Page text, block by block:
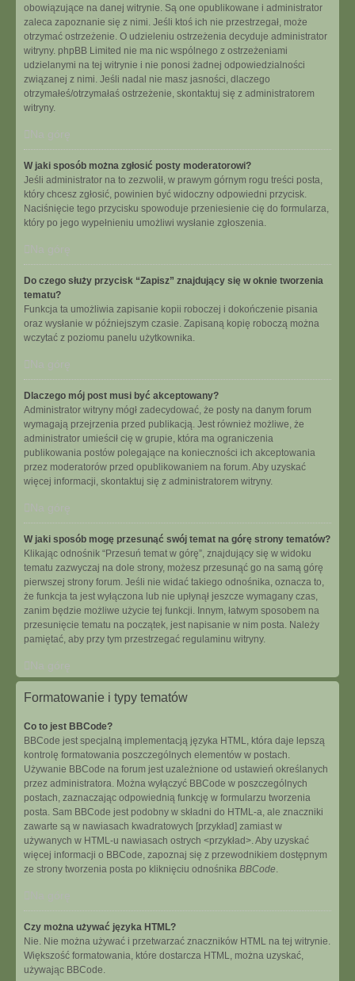
obowiązujące na danej witrynie. Są one opublikowane i administrator
zaleca zapoznanie się z nimi. Jeśli ktoś ich nie przestrzegał, może
otrzymać ostrzeżenie. O udzieleniu ostrzeżenia decyduje administrator
witryny. phpBB Limited nie ma nic wspólnego z ostrzeżeniami
udzielanymi na tej witrynie i nie ponosi żadnej odpowiedzialności
związanej z nimi. Jeśli nadal nie masz jasności, dlaczego
otrzymałeś/otrzymałaś ostrzeżenie, skontaktuj się z administratorem
witryny.
Na górę
W jaki sposób można zgłosić posty moderatorowi?
Jeśli administrator na to zezwolił, w prawym górnym rogu treści posta,
który chcesz zgłosić, powinien być widoczny odpowiedni przycisk.
Naciśnięcie tego przycisku spowoduje przeniesienie cię do formularza,
który po jego wypełnieniu umożliwi wysłanie zgłoszenia.
Na górę
Do czego służy przycisk “Zapisz” znajdujący się w oknie tworzenia
tematu?
Funkcja ta umożliwia zapisanie kopii roboczej i dokończenie pisania
oraz wysłanie w późniejszym czasie. Zapisaną kopię roboczą można
wczytać z poziomu panelu użytkownika.
Na górę
Dlaczego mój post musi być akceptowany?
Administrator witryny mógł zadecydować, że posty na danym forum
wymagają przejrzenia przed publikacją. Jest również możliwe, że
administrator umieścił cię w grupie, która ma ograniczenia
publikowania postów polegające na konieczności ich akceptowania
przez moderatorów przed opublikowaniem na forum. Aby uzyskać
więcej informacji, skontaktuj się z administratorem witryny.
Na górę
W jaki sposób mogę przesunąć swój temat na górę strony tematów?
Klikając odnośnik “Przesuń temat w górę”, znajdujący się w widoku
tematu zazwyczaj na dole strony, możesz przesunąć go na samą górę
pierwszej strony forum. Jeśli nie widać takiego odnośnika, oznacza to,
że funkcja ta jest wyłączona lub nie upłynął jeszcze wymagany czas,
zanim będzie możliwe użycie tej funkcji. Innym, łatwym sposobem na
przesunięcie tematu na początek, jest napisanie w nim posta. Należy
pamiętać, aby przy tym przestrzegać regulaminu witryny.
Na górę
Formatowanie i typy tematów
Co to jest BBCode?
BBCode jest specjalną implementacją języka HTML, która daje lepszą
kontrolę formatowania poszczególnych elementów w postach.
Używanie BBCode na forum jest uzależnione od ustawień określanych
przez administratora. Można wyłączyć BBCode w poszczególnych
postach, zaznaczając odpowiednią funkcję w formularzu tworzenia
posta. Sam BBCode jest podobny w składni do HTML-a, ale znaczniki
zawarte są w nawiasach kwadratowych [przykład] zamiast w
używanych w HTML-u nawiasach ostrych <przykład>. Aby uzyskać
więcej informacji o BBCode, zapoznaj się z przewodnikiem dostępnym
ze strony tworzenia posta po kliknięciu odnośnika BBCode.
Czy można używać języka HTML?
Nie. Nie można używać i przetwarzać znaczników HTML na tej witrynie.
Większość formatowania, które dostarcza HTML, można uzyskać,
używając BBCode.